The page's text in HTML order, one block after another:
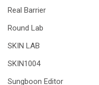
Real Barrier
Round Lab
SKIN LAB
SKIN1004
Sungboon Editor